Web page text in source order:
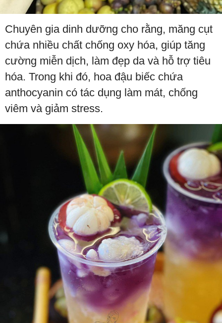
Chuyên gia dinh dưỡng cho rằng, măng cụt
chứa nhiều chất chống oxy hóa, giúp tăng
cường miễn dịch, làm đẹp da và hỗ trợ tiêu
hóa. Trong khi đó, hoa đậu biếc chứa
anthocyanin có tác dụng làm mát, chống
viêm và giảm stress.